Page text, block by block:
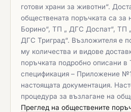
готови храни за животни“.
обществената поръчката са
Борино“, ТП „ ДГС Доспат“, ТП
ДГС Триград“. Възложителя е
му количества и видове
поръчката подробно описани в
спецификация – Приложение
настоящата документация.
процедура за възлагане на
Преглед на обществените